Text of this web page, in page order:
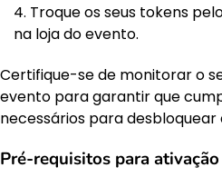
Troque os seus tokens
na loja do evento.
Certifique-se de monitorar o
evento para garantir que
necessários para desbloquear
Pré-requisitos para ativação